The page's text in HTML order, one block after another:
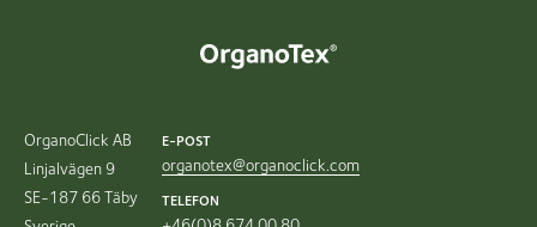
OrganoClick AB
Linjalvägen 9
SE-187 66 Täby
E-POST
organotex@organoclick.com
TELEFON